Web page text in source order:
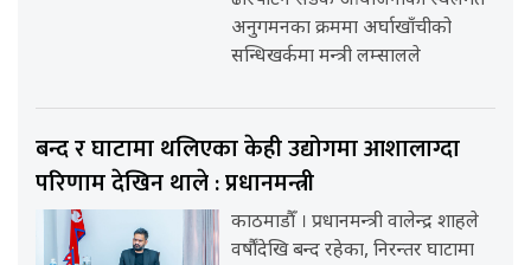
अनुगमनका क्रममा अर्घाखाँचीको
सन्धिखर्कमा मन्त्री लम्सालले
बन्द र घाटामा थलिएका केही उद्योगमा आशालाग्दा
परिणाम देखिन थाले : प्रधानमन्त्री
काठमाडौँ । प्रधानमन्त्री वालेन्द्र शाहले
वर्षौंदेखि बन्द रहेका, निरन्तर घाटामा